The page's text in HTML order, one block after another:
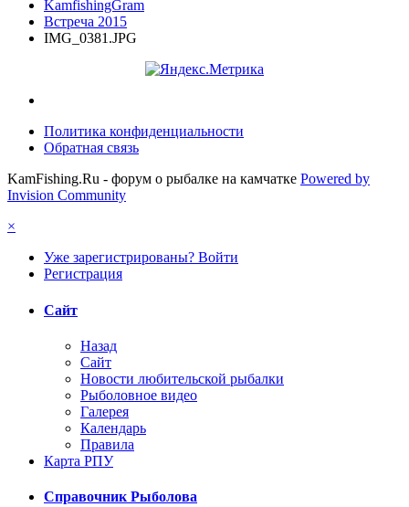
KamfishingGram
Встреча 2015
IMG_0381.JPG
Политика конфиденциальности
Обратная связь
KamFishing.Ru - форум о рыбалке на камчатке Powered by
Invision Community
×
Уже зарегистрированы? Войти
Регистрация
Сайт
Назад
Сайт
Новости любительской рыбалки
Рыболовное видео
Галерея
Календарь
Правила
Карта РПУ
Справочник Рыболова